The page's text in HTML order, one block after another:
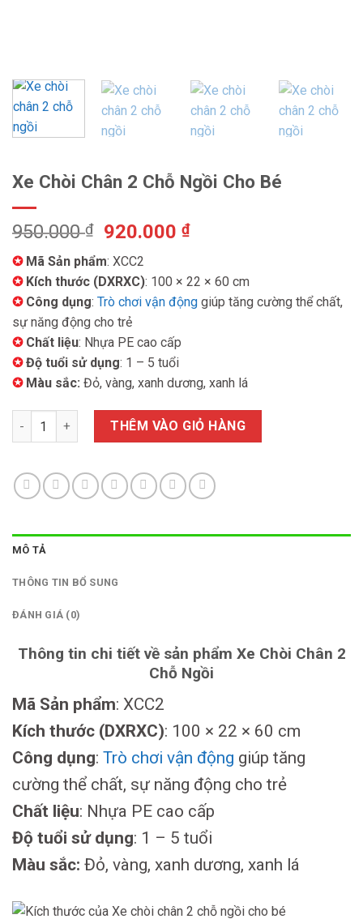
Xe Chòi Chân 2 Chỗ Ngồi Cho Bé
950.000₫
Giá
gốc
là:
950.000 ₫.
920.000₫Giá
là:
920.000 ₫.
✪ Mã Sản phẩm: XCC2
✪ Kích thước (DXRXC): 100 × 22 × 60 cm
✪ Công dụng: Trò chơi vận động giúp tăng cường thể chất,
sự năng động cho trẻ
✪ Chất liệu: Nhựa PE cao cấp
✪Độ tuổi sử dụng: 1 – 5 tuổi
✪ Màu sắc: Đỏ, vàng, xanh dương, xanh lá
Xe Chòi Chân 2 Chỗ Ngồi Cho Bé số lượng
THÊM VÀO GIỎ HÀNG
MÔ TẢ
THÔNG TIN BỔ SUNG
ĐÁNH GIÁ (0)
Thông tin chi tiết về sản phẩm Xe Chòi Chân 2
Chỗ Ngồi
Mã Sản phẩm: XCC2
Kích thước (DXRXC): 100 × 22 × 60 cm
Công dụng: Trò chơi vận động giúp tăng
cường thể chất, sự năng động cho trẻ
Chất liệu: Nhựa PE cao cấp
Độ tuổi sử dụng: 1 – 5 tuổi
Màu sắc: Đỏ, vàng, xanh dương, xanh lá